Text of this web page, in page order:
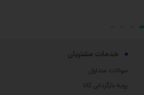
خدمات مشتریان
سوالات متداول
رویه بازگردانی کالا